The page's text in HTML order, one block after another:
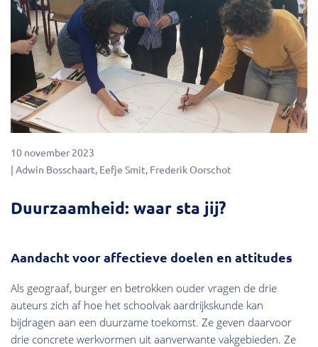
10 november 2023
Adwin Bosschaart Eefje Smit Frederik Oorschot
Duurzaamheid: waar sta jij?
Aandacht voor affectieve doelen en attitudes
Als geograaf, burger en betrokken ouder vragen de drie
auteurs zich af hoe het schoolvak aardrijkskunde kan
bijdragen aan een duurzame toekomst. Ze geven daarvoor
drie concrete werkvormen uit aanverwante vakgebieden. Ze